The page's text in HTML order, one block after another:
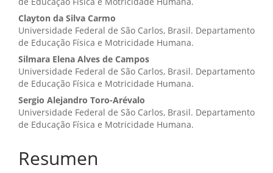
Clayton da Silva Carmo
Universidade Federal de São Carlos, Brasil. Departamento
de Educação Física e Motricidade Humana.
Silmara Elena Alves de Campos
Universidade Federal de São Carlos, Brasil. Departamento
de Educação Física e Motricidade Humana.
Sergio Alejandro Toro-Arévalo
Universidade Federal de São Carlos, Brasil. Departamento
de Educação Física e Motricidade Humana.
Resumen